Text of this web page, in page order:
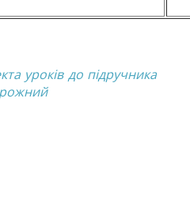
уроків до підручника